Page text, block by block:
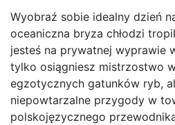
Wyobraź sobie idealny dzień
oceaniczna bryza chłodzi
jesteś na prywatnej wyprawie
tylko osiągniesz mistrzostwo
egzotycznych gatunków ryb,
niepowtarzalne przygody w
polskojęzycznego